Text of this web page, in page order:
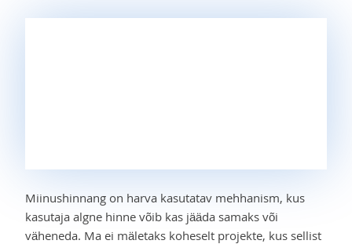
Miinushinnang on harva kasutatav mehhanism, kus
kasutaja algne hinne võib kas jääda samaks või
väheneda. Ma ei mäletaks koheselt projekte, kus sellist